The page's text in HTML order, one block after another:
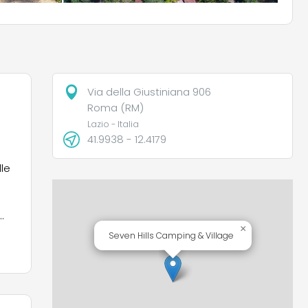
Via della Giustiniana 906
Roma (RM)
Lazio - Italia
41.9938 - 12.4179
Seven Hills Camping & Village
×